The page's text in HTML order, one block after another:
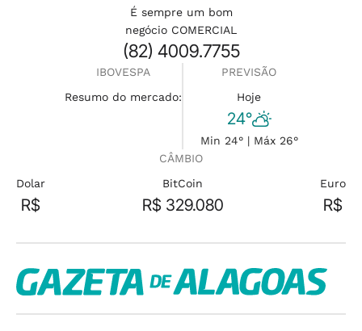
É sempre um bom
negócio COMERCIAL
(82) 4009.7755
IBOVESPA
Resumo do mercado:
PREVISÃO
Hoje
24°
Min 24° | Máx 26°
CÂMBIO
Dolar
R$
BitCoin
R$ 329.080
Euro
R$